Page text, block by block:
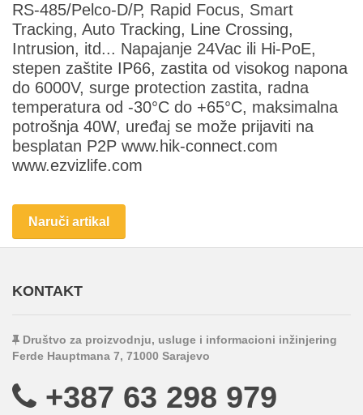
RS-485/Pelco-D/Р, Rapid Focus, Smart
Tracking, Auto Tracking, Line Crossing,
Intrusion, itd... Napajanje 24Vac ili Hi-PoE,
stepen zaštite IP66, zastita od visokog napona
do 6000V, surge protection zastita, radna
temperatura od -30°С do +65°С, maksimalna
potrošnja 40W, uređaj se može prijaviti na
besplatan P2P www.hik-connect.com
www.ezvizlife.com
Naruči artikal
KONTAKT
Društvo za proizvodnju, usluge i informacioni inžinjering
Ferde Hauptmana 7, 71000 Sarajevo
+387 63 298 979